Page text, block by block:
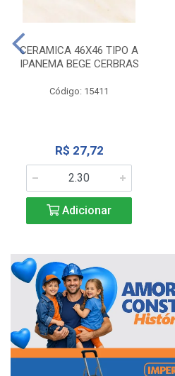
CERAMICA 46X46 TIPO A
IPANEMA BEGE CERBRAS
Código: 15411
R$ 27,72
Adicionar